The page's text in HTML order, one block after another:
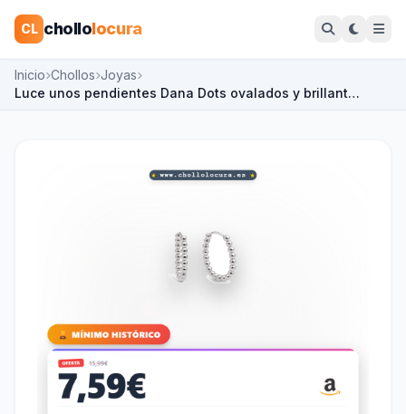
CL chollolocura
Inicio Chollos Joyas
Luce unos pendientes Dana Dots ovalados y brillant…